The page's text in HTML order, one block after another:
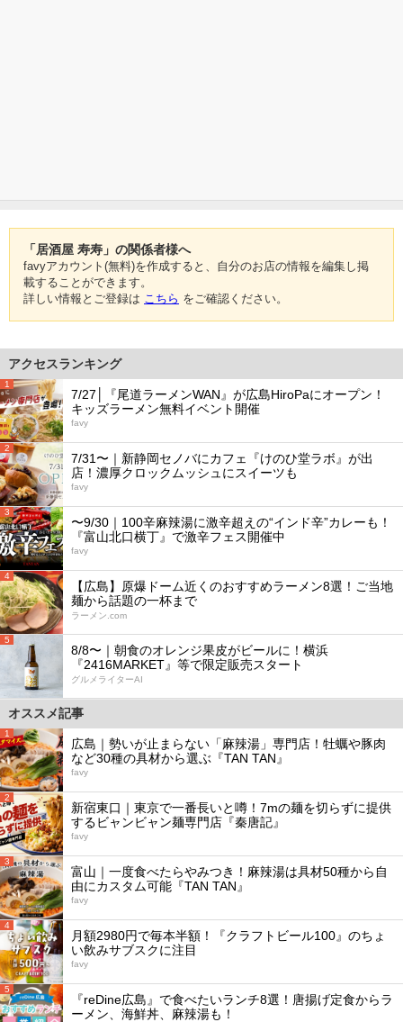
「居酒屋 寿寿」の関係者様へ
favyアカウント(無料)を作成すると、自分のお店の情報を編集し掲
載することができます。
詳しい情報とご登録は こちら をご確認ください。
アクセスランキング
1
7/27│『尾道ラーメンWAN』が広島HiroPaにオープン！
キッズラーメン無料イベント開催
favy
2
7/31〜｜新静岡セノバにカフェ『けのひ堂ラボ』が出
店！濃厚クロックムッシュにスイーツも
favy
3
〜9/30｜100辛麻辣湯に激辛超えの“インド辛”カレーも！
『富山北口横丁』で激辛フェス開催中
favy
4
【広島】原爆ドーム近くのおすすめラーメン8選！ご当地
麺から話題の一杯まで
ラーメン.com
5
8/8〜｜朝食のオレンジ果皮がビールに！横浜
『2416MARKET』等で限定販売スタート
グルメライターAI
オススメ記事
1
広島｜勢いが止まらない「麻辣湯」専門店！牡蠣や豚肉
など30種の具材から選ぶ『TAN TAN』
favy
2
新宿東口｜東京で一番長いと噂！7mの麺を切らずに提供
するビャンビャン麺専門店『秦唐記』
favy
3
富山｜一度食べたらやみつき！麻辣湯は具材50種から自
由にカスタム可能『TAN TAN』
favy
4
月額2980円で毎本半額！『クラフトビール100』のちょ
い飲みサブスクに注目
favy
5
『reDine広島』で食べたいランチ8選！唐揚げ定食からラ
ーメン、海鮮丼、麻辣湯も！